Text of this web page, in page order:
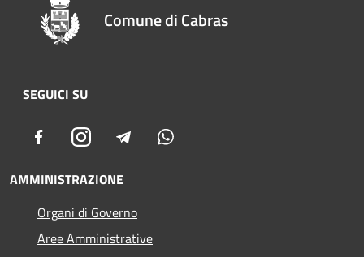
Comune di Cabras
SEGUICI SU
FacebookInstagram Telegram
AMMINISTRAZIONE
Organi di Governo
Aree Amministrative